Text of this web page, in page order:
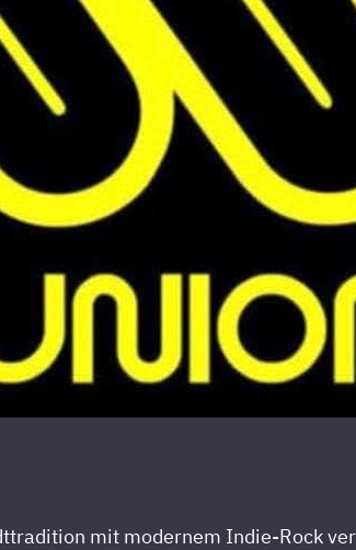
mit modernem Indie-Rock